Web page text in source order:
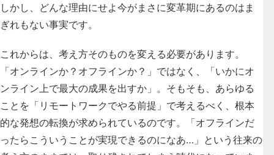
しかし、どんな理由にせよ今がまさに変革期にあるのはま
ぎれもない事実です。
これからは、考え方そのものを変える必要があります。
「オンラインか？オフラインか？」ではなく、「いかにオ
ンライン上で最大の成果を出すか 」。そもそも、あらゆる
ことを「リモートワークでやる前提」で考えるべく、根本
的な発想の転換が求められているのです。「オフラインだ
ったらこういうことが実現できるのになあ…」という往来の